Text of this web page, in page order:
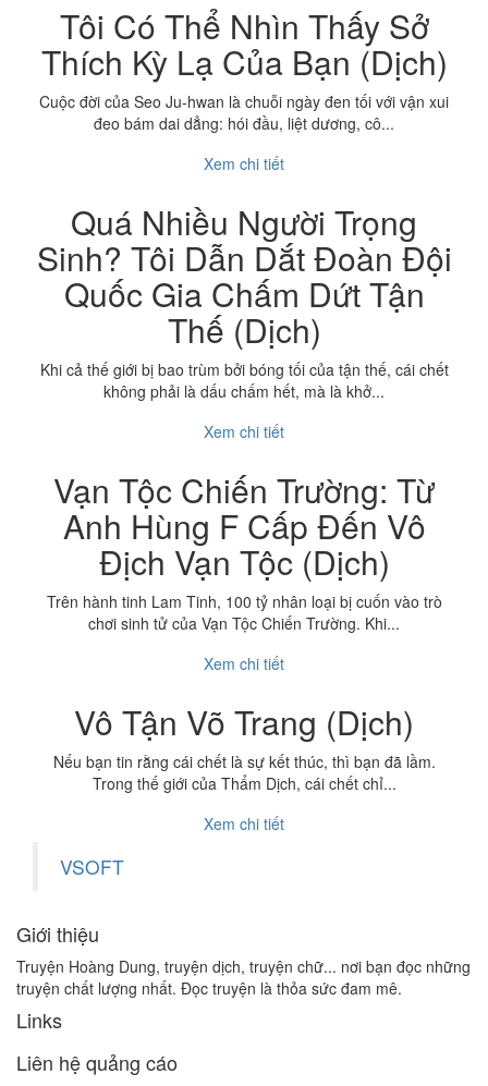
Tôi Có Thể Nhìn Thấy Sở
Thích Kỳ Lạ Của Bạn (Dịch)
Cuộc đời của Seo Ju-hwan là chuỗi ngày đen tối với vận xui
đeo bám dai dẳng: hói đầu, liệt dương, cô...
Xem chi tiết
Quá Nhiều Người Trọng
Sinh? Tôi Dẫn Dắt Đoàn Đội
Quốc Gia Chấm Dứt Tận
Thế (Dịch)
Khi cả thế giới bị bao trùm bởi bóng tối của tận thế, cái chết
không phải là dấu chấm hết, mà là khở...
Xem chi tiết
Vạn Tộc Chiến Trường: Từ
Anh Hùng F Cấp Đến Vô
Địch Vạn Tộc (Dịch)
Trên hành tinh Lam Tinh, 100 tỷ nhân loại bị cuốn vào trò
chơi sinh tử của Vạn Tộc Chiến Trường. Khi...
Xem chi tiết
Vô Tận Võ Trang (Dịch)
Nếu bạn tin rằng cái chết là sự kết thúc, thì bạn đã lầm.
Trong thế giới của Thẩm Dịch, cái chết chỉ...
Xem chi tiết
VSOFT
Giới thiệu
Truyện Hoàng Dung, truyện dịch, truyện chữ... nơi bạn đọc những
truyện chất lượng nhất. Đọc truyện là thỏa sức đam mê.
Links
Liên hệ quảng cáo